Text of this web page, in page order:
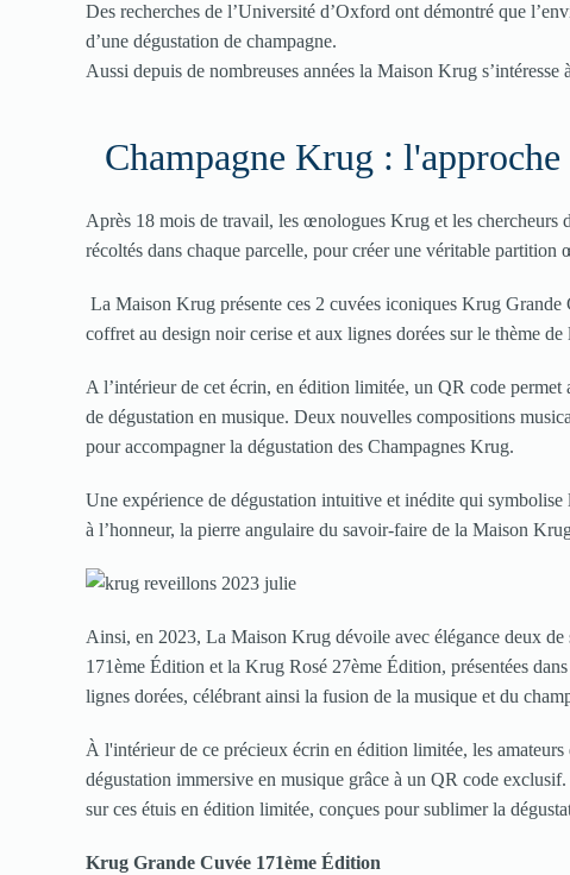
Des recherches de l’Université d’Oxford ont démontré que
d’une dégustation de champagne.
Aussi depuis de nombreuses années la Maison Krug s’intéresse
Champagne Krug :
Après 18 mois de travail, les œnologues Krug et les chercheurs
récoltés dans chaque parcelle, pour créer une véritable partition
La Maison Krug présente ces 2 cuvées iconiques Krug
coffret au design noir cerise et aux lignes dorées sur le thème de
A l’intérieur de cet écrin, en édition limitée, un QR code
de dégustation en musique. Deux nouvelles compositions
pour accompagner la dégustation des Champagnes Krug.
Une expérience de dégustation intuitive et inédite qui
à l’honneur, la pierre angulaire du savoir-faire de la Maison
Ainsi, en 2023, La Maison Krug dévoile avec élégance deux
171ème Édition et la Krug Rosé 27ème Édition, présentées
lignes dorées, célébrant ainsi la fusion de la musique et du
À l'intérieur de ce précieux écrin en édition limitée, les
dégustation immersive en musique grâce à un QR code
sur ces étuis en édition limitée, conçues pour sublimer la
Krug Grande Cuvée 171ème Édition